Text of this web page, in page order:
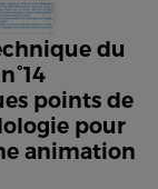
du
points de
pour
animation